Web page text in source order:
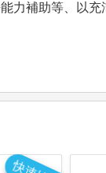
力補助等、以